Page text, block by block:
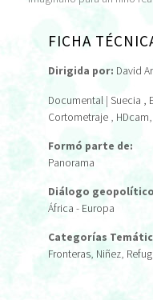
FICHA
Dirigida por: David
Documental | Suecia ,
Cortometraje , HDcam,
Formó parte de:
Panorama
Diálogo
África - Europa
Categorías
Fronteras, Niñez,